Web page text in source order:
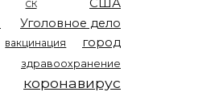
СК
Уголовное дело
вакцинация город
здравоохранение
коронавирус